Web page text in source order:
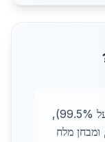
בדיקות כוללות ניתוח כימי לטוהר (מעל 99.5%),
85 מיקרון), ומבחן מלח